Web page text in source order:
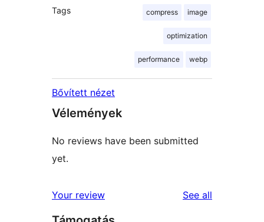
Tags compress image
optimization
performance webp
Bővített nézet
Vélemények
No reviews have been submitted
yet.
Your review See all